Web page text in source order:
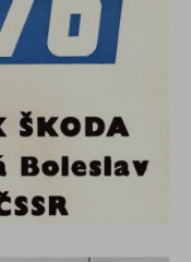
může být
stránkami),
měnit /
nebo
pro analýzu
nutná